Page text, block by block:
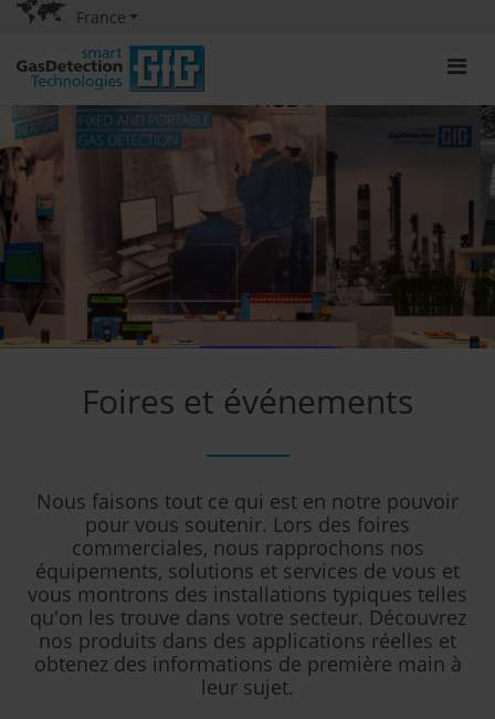
France
Foires et événements
Nous faisons tout ce qui est en notre pouvoir
pour vous soutenir. Lors des foires
commerciales, nous rapprochons nos
équipements, solutions et services de vous et
vous montrons des installations typiques telles
qu'on les trouve dans votre secteur. Découvrez
nos produits dans des applications réelles et
obtenez des informations de première main à
leur sujet.